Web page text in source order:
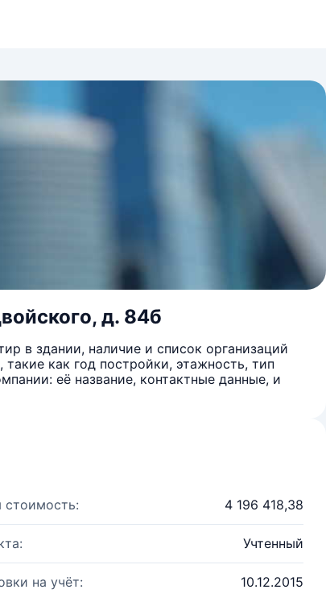
д. 84б
в здании, наличие и список организаций
как год постройки, этажность, тип
её название, контактные данные, и
стоимость: 4 196 418,38
Учтенный
на учёт: 10.12.2015